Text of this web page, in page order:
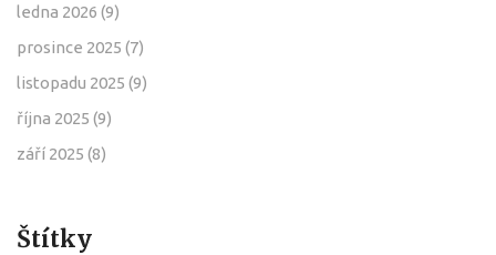
ledna 2026 (9)
prosince 2025 (7)
listopadu 2025 (9)
října 2025 (9)
září 2025 (8)
Štítky